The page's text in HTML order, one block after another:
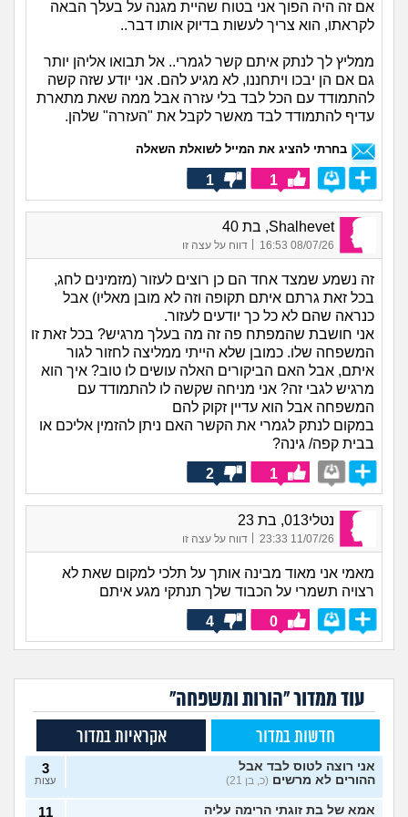
אם זה היה הפוך אני בטוח שהיית מגנה על בעלך הבאה
לקראתו, הוא צריך לעשות בדיוק אותו דבר..
ממליץ לך לנתק איתם קשר לגמרי.. אל תבואו אליהן יותר
גם אם הן יבכו ויתחננו, לא מגיע להם. אני יודע שזה קשה
להתמודד עם הכל לבד בלי עזרה אבל ממה שאת מתארת
עדיף להתמודד לבד מאשר לקבל את "העזרה" שלהן.
בחרתי להציג את המייל לשואלת השאלה
1
1
Shalhevet, בת 40
08/07/26 16:53
| דווח על עצה זו
זה נשמע שמצד אחד הם כן רוצים לעזור (מזמינים לחג,
בכל זאת גרתם איתם תקופה וזה לא מובן מאליו) אבל
כנראה שהם לא כל כך יודעים לעזור.
אני חושבת שהמפתח פה זה מה בעלך מרגיש? בכל זאת זו
המשפחה שלו. כמובן שלא הייתי ממליצה לחזור לגור
איתם, אבל האם הביקורים האלה עושים לו טוב? איך הוא
מרגיש לגבי זה? אני מניחה שקשה לו להתמודד עם
המשפחה אבל הוא עדיין זקוק להם
במקום לנתק לגמרי את הקשר האם ניתן להזמין אליכם או
בבית קפה/ גינה?
1
2
נטלי013, בת 23
11/07/26 23:33
| דווח על עצה זו
מאמי אני מאוד מבינה אותך על תלכי למקום שאת לא
רצויה תשמרי על הכבוד שלך תנתקי מגע איתם
0
4
עוד ממדור "הורות ומשפחה"
חדשות במדור אקראיות במדור
אני רוצה לטוס לבד אבל
ההורים לא מרשים (כ, בן 21)
3
עצות
אמא של בת זוגתי הרימה עליה
11